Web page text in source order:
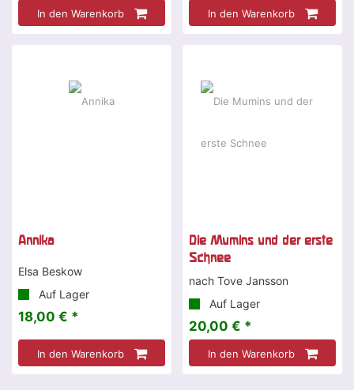
In den Warenkorb In den Warenkorb
Annika
Elsa Beskow
Auf Lager
18,00 € *
In den Warenkorb
Die Mumins und der erste
Schnee
nach Tove Jansson
Auf Lager
20,00 € *
In den Warenkorb